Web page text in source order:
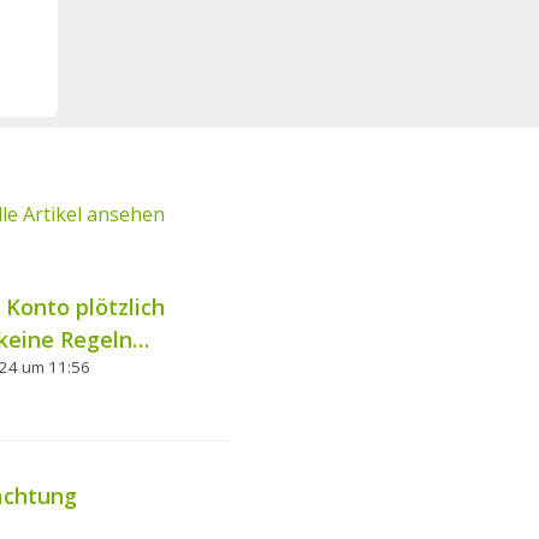
Artikel ansehen
plötzlich
Regeln
um 11:56